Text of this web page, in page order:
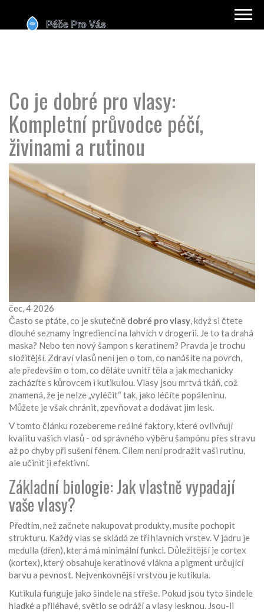
Co je dobré pro vlasy:
Kompletní průvodce péčí,
živinami a rutinou
čec, 4 2026
Často se ptáte, co je skutečně dobré pro vlasy, když si čtete
dlouhé seznamy ingrediencí na lahvích v drogerii. Je to ta drahá
maska? Nebo ten nový šampon s keratinem? Pravda je trochu
složitější. Zdraví vlasů není jen o tom, co nanášíte na povrch,
ale především o tom, co děláte uvnitř těla a jak mechanicky
zacházíte s kůrovcem i kutikulou. Vlasy jsou mrtvá tkáň, což
znamená, že je nelze „vyléčit“ tak, jako léčíte popáleninu.
Můžete je však chránit, zpevňovat a dodávat jim lesk.
V tomto článku rozebereme reálné faktory, které ovlivňují
kvalitu vašich vlasů - od správného výběru šampónu přes stravu
až po chyby při sušení fénem. Cílem není prodražit vaši rutinu,
ale učinit ji efektivní.
Základní biologie: Jak vlastně vypadají
vaše vlasy?
Předtím, než začnete nakupovat produkty, musíte pochopit
strukturu. Každý vlas se skládá ze tří hlavních vrstev. V jádru je
medulla (dřen), která má minimální funkci. Důležitější je cortex
(kortex), který obsahuje keratinové vlákna a pigment určující
barvu a pevnost. Nejvenkovnější vrstvou je kutikula.
Kutikula funguje jako šindele na střeše. Pokud jsou tyto šindele
hladké a přiléhavé, světlo se odráží a vlasy lesknou. Jsou-li